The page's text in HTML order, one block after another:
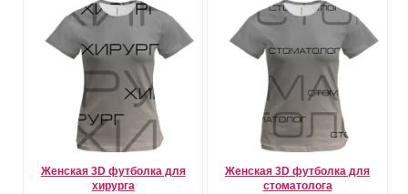
Женская 3D футболка для
хирурга
Женская 3D футболка для
стоматолога